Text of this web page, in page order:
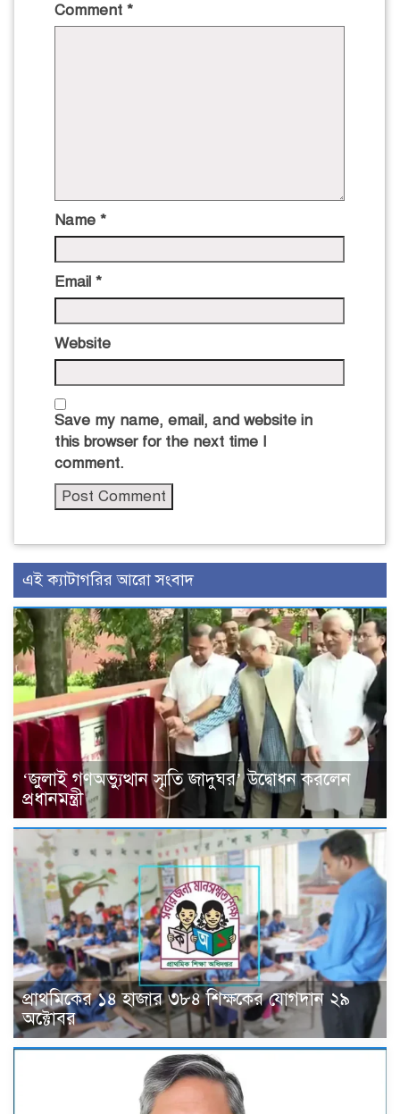
Comment *
Name *
Email *
Website
Save my name, email, and website in
this browser for the next time I
comment.
এই ক্যাটাগরির আরো সংবাদ
‘জুলাই গণঅভ্যুত্থান স্মৃতি জাদুঘর’ উদ্বোধন করলেন
প্রধানমন্ত্রী
প্রাথমিকের ১৪ হাজার ৩৮৪ শিক্ষকের যোগদান ২৯
অক্টোবর